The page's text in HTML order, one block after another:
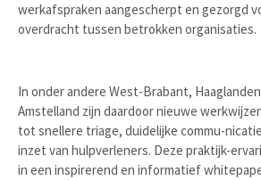
werkafspraken aangescherpt en gezorgd
overdracht tussen betrokken organisaties.
In onder andere West-Brabant,
Amstelland zijn daardoor nieuwe
tot snellere triage, duidelijke commu-
inzet van hulpverleners. Deze praktijk-
in een inspirerend en informatief